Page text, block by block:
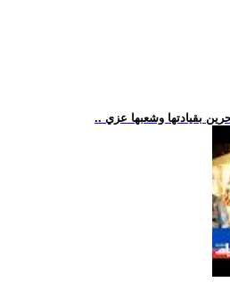
بقيادتها وشعبها عزي